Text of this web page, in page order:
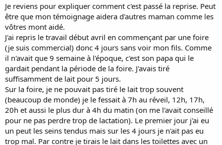
Je reviens pour expliquer comment c'est passé la reprise. Peut
être que mon témoignage aidera d'autres maman comme les
vôtres mont aidé.
J'ai repris le travail début avril en commençant par une foire
(je suis commercial) donc 4 jours sans voir mon fils. Comme
il n'avait que 9 semaine à l'époque, c'est son papa qui le
gardait pendant la période de la foire. J'avais tiré
suffisamment de lait pour 5 jours.
Sur la foire, je ne pouvait pas tiré le lait trop souvent
(beaucoup de monde) je le fessait à 7h au réveil, 12h, 17h,
20h et aussi le plus dur à 4h du matin (on me l'avait conseillé
pour ne pas perdre trop de lactation). Le premier jour j'ai eu
un peut les seins tendus mais sur les 4 jours je n'ait pas eu
trop mal. Par contre je tirais le lait dans les toilettes avec un